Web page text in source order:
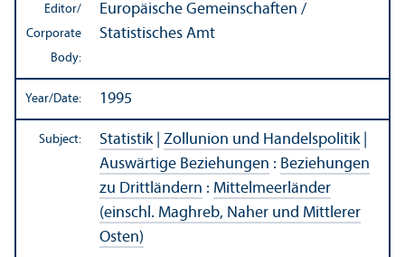
Editor/
Corporate
Body:
Europäische Gemeinschaften /
Statistisches Amt
Year/Date: 1995
Subject: Statistik| Zollunion und Handelspolitik|
Auswärtige Beziehungen : Beziehungen
zu Drittländern : Mittelmeerländer
(einschl. Maghreb, Naher und Mittlerer
Osten)